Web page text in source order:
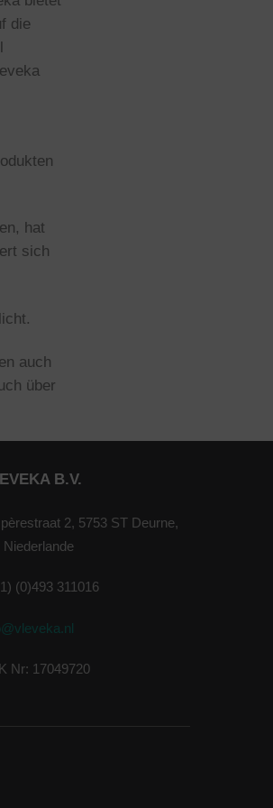
die
hat
sich
auch
über
B.V.
2, 5753 ST Deurne,
Niederlande
(0)493 311016
Nr: 17049720